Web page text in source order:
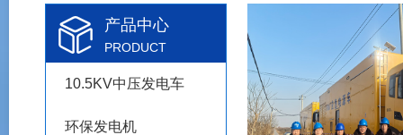
产品中心
PRODUCT
10.5KV中压发电车
环保发电机